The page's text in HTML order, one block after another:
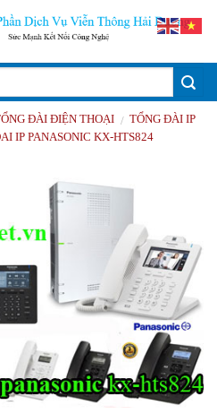
ĐÀI ĐIỆN THOẠI / TỔNG ĐÀI IP
IP PANASONIC KX-HTS824